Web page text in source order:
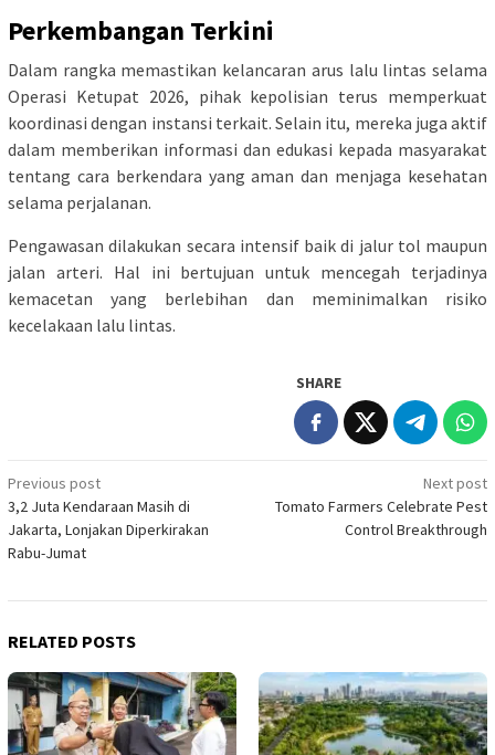
Perkembangan Terkini
Dalam rangka memastikan kelancaran arus lalu lintas selama
Operasi Ketupat 2026, pihak kepolisian terus memperkuat
koordinasi dengan instansi terkait. Selain itu, mereka juga aktif
dalam memberikan informasi dan edukasi kepada masyarakat
tentang cara berkendara yang aman dan menjaga kesehatan
selama perjalanan.
Pengawasan dilakukan secara intensif baik di jalur tol maupun
jalan arteri. Hal ini bertujuan untuk mencegah terjadinya
kemacetan yang berlebihan dan meminimalkan risiko
kecelakaan lalu lintas.
SHARE
Post
navigation
Previous post
3,2 Juta Kendaraan Masih di
Jakarta, Lonjakan Diperkirakan
Rabu-Jumat
Next post
Tomato Farmers Celebrate Pest
Control Breakthrough
RELATED POSTS